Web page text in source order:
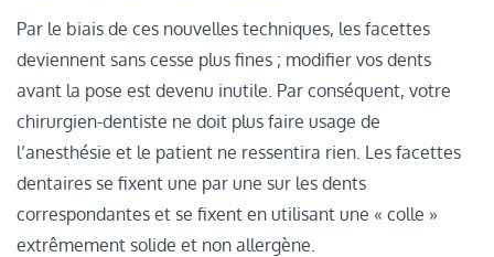
Par le biais de ces nouvelles techniques, les facettes
deviennent sans cesse plus fines ; modifier vos dents
avant la pose est devenu inutile. Par conséquent, votre
chirurgien-dentiste ne doit plus faire usage de
l’anesthésie et le patient ne ressentira rien. Les facettes
dentaires se fixent une par une sur les dents
correspondantes et se fixent en utilisant une « colle »
extrêmement solide et non allergène.